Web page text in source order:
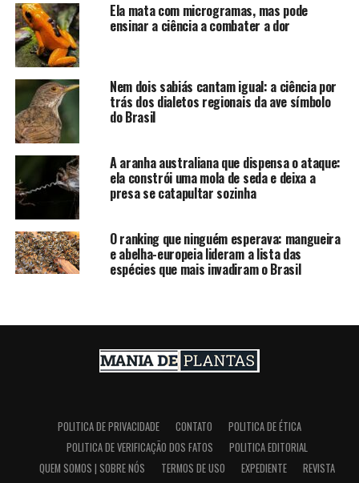
Ela mata com microgramas, mas pode
ensinar a ciência a combater a dor
Nem dois sabiás cantam igual: a ciência por
trás dos dialetos regionais da ave símbolo
do Brasil
A aranha australiana que dispensa o ataque:
ela constrói uma mola de seda e deixa a
presa se catapultar sozinha
O ranking que ninguém esperava: mangueira
e abelha-europeia lideram a lista das
espécies que mais invadiram o Brasil
POLITICA DE PRIVACIDADE CONTATO
POLITICA DE ÉTICA
POLITICA DE VERIFICAÇÃO DOS FATOS
POLITICA EDITORIAL
QUEM SOMOS | SOBRE NÓS
TERMOS DE USO EXPEDIENTE
REVISTA